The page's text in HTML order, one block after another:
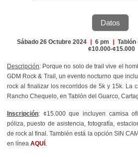
Datos
Sábado 26 Octubre 2024 | 6 pm | Tablón
¢10.000-¢15.000
Descripción: Porque no solo de trail vive el
GDM Rock & Trail, un evento nocturno que
rock al finalizar los recorridos de 5k y 15k. La
Rancho Chequelo, en Tablón del Guarco,
Inscripción: ¢15.000 que incluyen camisa
póliza, puesto de asistencia, fotografía,
de rock al final. También está la opción SIN
en línea AQUÍ